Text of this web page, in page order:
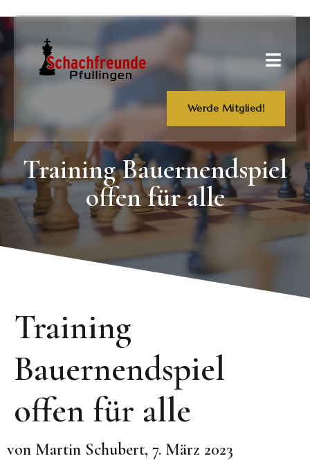
Werde Mitglied!
Training Bauernendspiel
offen für alle
Training
Bauernendspiel
offen für alle
von Martin Schubert, 7. März 2023